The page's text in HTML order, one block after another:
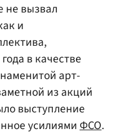
не вызвал
и
в качестве
арт-
из акций
выступление
усилиямиФСО.